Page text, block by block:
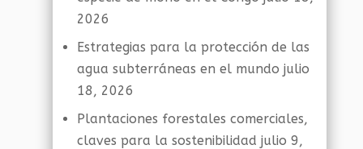
2026
Estrategias para la protección de las
agua subterráneas en el mundo julio
18, 2026
Plantaciones forestales comerciales,
claves para la sostenibilidad julio 9,